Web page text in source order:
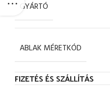
GYÁRTÓ
ABLAK MÉRETKÓD
FIZETÉS ÉS SZÁLLÍTÁS